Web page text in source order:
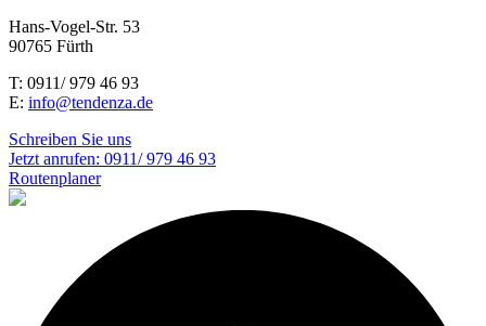
Hans-Vogel-Str. 53
90765 Fürth
T: 0911/ 979 46 93
E: info@tendenza.de
Schreiben Sie uns
Jetzt anrufen: 0911/ 979 46 93
Routenplaner